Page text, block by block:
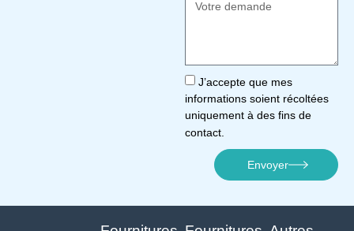
J’accepte que mes
informations soient récoltées
uniquement à des fins de
contact.
Envoyer